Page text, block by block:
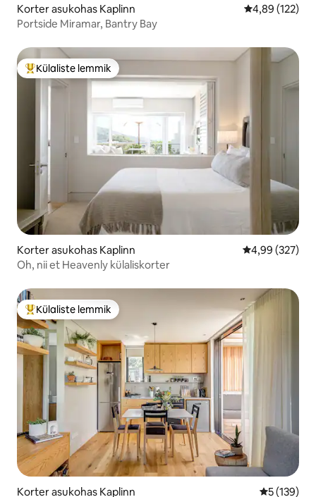
Korter asukohas Kaplinn Keskmine
4,89 (122)
Portside Miramar, Bantry Bay
Külaliste suur lemmik
Külaliste lemmik
Korter asukohas Kaplinn Keskmine
4,99 (327)
Oh, nii et Heavenly külaliskorter
Külaliste suur lemmik
Külaliste lemmik
Korter asukohas Kaplinn Keskmine
5 (139)